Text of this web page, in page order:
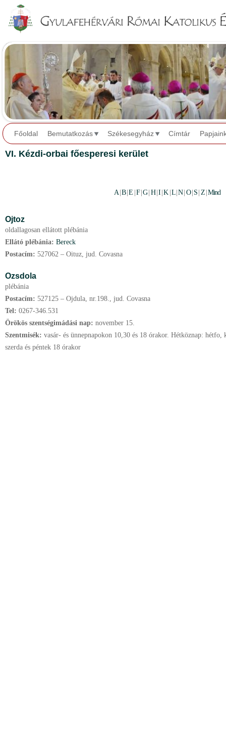
Főoldal Bemutatkozás Székesegyház Címtár
VI. Kézdi-orbai főesperesi kerület
A B |E F |G H I |K L |N O S Z Mind
Ojtoz
oldallagosan ellátott plébánia
Ellátó plébánia: Bereck
Postacím: 527062 – Oituz, jud. Covasna
Ozsdola
plébánia
Postacím: 527125 – Ojdula, nr.198., jud. Covasna
Tel: 0267-346.531
Örökös szentségimádási nap: november 15.
Szentmisék: vasár- és ünnepnapokon 10,30 és 18 órakor. Hétköznap:
szerda és péntek 18 órakor